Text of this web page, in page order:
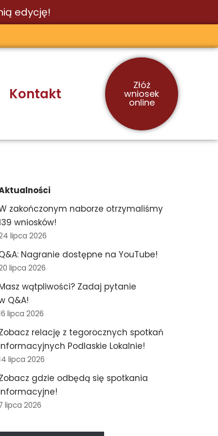
edycję!
Kontakt
Złóż
wniosek
online
zakończonym naborze otrzymaliśmy
wniosków!
lipca 2026
Nagranie dostępne na YouTube!
lipca 2026
wątpliwości? Zadaj pytanie
Q&A!
lipca 2026
relację z tegorocznych spotkań
Podlaskie Lokalnie!
lipca 2026
gdzie odbędą się spotkania
lipca 2026